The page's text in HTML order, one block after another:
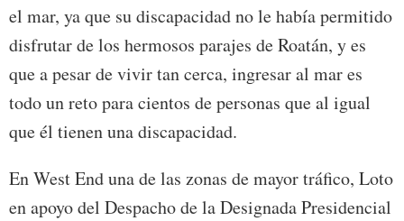
el mar, ya que su discapacidad no le había permitido
disfrutar de los hermosos parajes de Roatán, y es
que a pesar de vivir tan cerca, ingresar al mar es
todo un reto para cientos de personas que al igual
que él tienen una discapacidad.
En West End una de las zonas de mayor tráfico, Loto
en apoyo del Despacho de la Designada Presidencial